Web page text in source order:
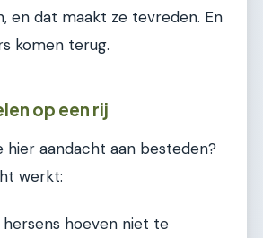
en dat maakt ze tevreden. En
komen terug.
op een rij
hier aandacht aan besteden?
werkt:
hersens hoeven niet te